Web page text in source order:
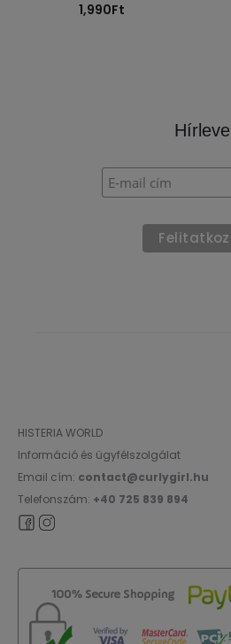
1,990Ft
Hírlevel
HISTERIA WORLD
Információ és ügyfélszolgálat
Email cím: contact@curlygirl.hu
Telefonszám: +40 725 839 894